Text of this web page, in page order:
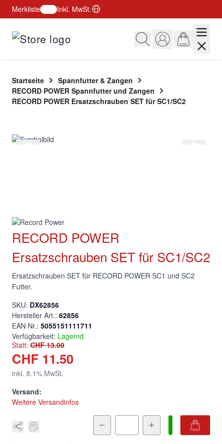
Merkliste
Inkl. MwSt.
Startseite
Spannfutter & Zangen
RECORD POWER Spannfutter und Zangen
RECORD POWER Ersatzschrauben SET für SC1/SC2
RECORD POWER
Ersatzschrauben SET für SC1/SC2
Ersatzschrauben SET für RECORD POWER SC1 und SC2
Futter.
SKU: DX62856
Hersteller Art.: 62856
EAN Nr.: 5055151111711
Verfügbarkeit: Lagernd
Statt: CHF 13.00
CHF 11.50
inkl.8.1% MwSt.
Versand:
Weitere Versandinfos